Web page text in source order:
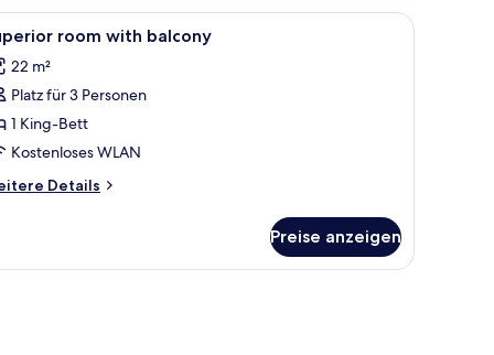
Wand befestigten Regal. Minibar, Zimmersafe, Schreibtisch,
3 room with balcony
22 m²
Platz für 3 Personen
1 King-Bett
Kostenloses WLAN
Details
Preise anzeigen